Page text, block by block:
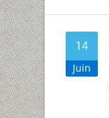
14
Juin